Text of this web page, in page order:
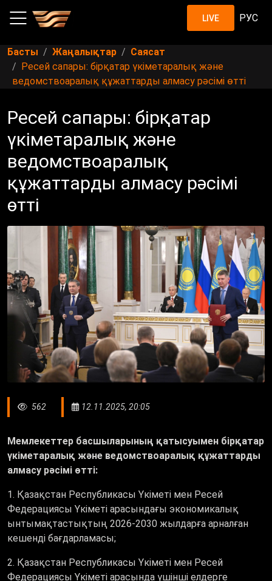
LIVE РУС
Басты Жаңалықтар
Саясат
Ресей сапары: бірқатар үкіметаралық және
ведомствоаралық құжаттарды алмасу рәсімі өтті
Ресей сапары: бірқатар
үкіметаралық және
ведомствоаралық
құжаттарды алмасу рәсімі
өтті
562 12.11.2025, 20:05
Мемлекеттер басшыларының қатысуымен бірқатар
үкіметаралық және ведомствоаралық құжаттарды
алмасу рәсімі өтті:
1. Қазақстан Республикасы Үкіметі мен Ресей
Федерациясы Үкіметі арасындағы экономикалық
ынтымақтастықтың 2026-2030 жылдарға арналған
кешенді бағдарламасы;
2. Қазақстан Республикасы Үкіметі мен Ресей
Федерациясы Үкіметі арасында үшінші елдерге